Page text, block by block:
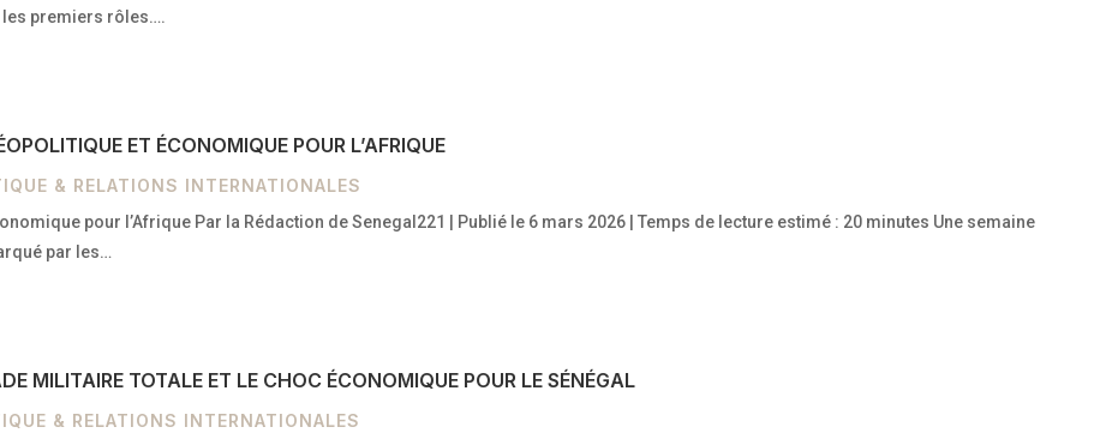
les premiers rôles….
ET ÉCONOMIQUE POUR L’AFRIQUE
& RELATIONS INTERNATIONALES
pour l’Afrique Par la Rédaction de Senegal221 | Publié le 6 mars 2026 | Temps de lecture estimé : 20 minutes Une semaine
par les…
MILITAIRE TOTALE ET LE CHOC ÉCONOMIQUE POUR LE SÉNÉGAL
& RELATIONS INTERNATIONALES